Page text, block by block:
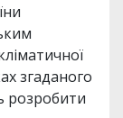
згаданого
розробити